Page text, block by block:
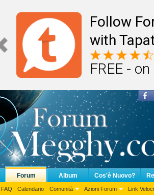
Follow
with
FREE -
Forum
FAQ Calendario Comunità Azioni Forum Link Veloci
Album Cos'è Nuovo?